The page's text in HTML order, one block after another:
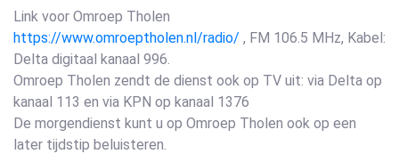
Link voor Omroep Tholen
https://www.omroeptholen.nl/radio/ , FM 106.5 MHz, Kabel:
Delta digitaal kanaal 996.
Omroep Tholen zendt de dienst ook op TV uit: via Delta op
kanaal 113 en via KPN op kanaal 1376
De morgendienst kunt u op Omroep Tholen ook op een
later tijdstip beluisteren.